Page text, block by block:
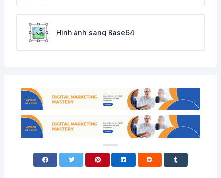
Hình ảnh sang Base64